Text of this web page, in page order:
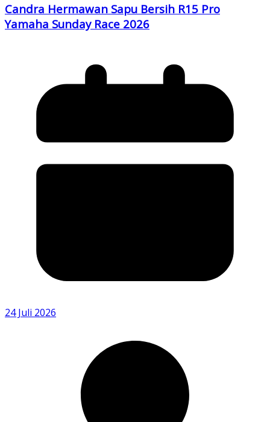
Candra Hermawan Sapu Bersih R15 Pro
Yamaha Sunday Race 2026
24 Juli 2026